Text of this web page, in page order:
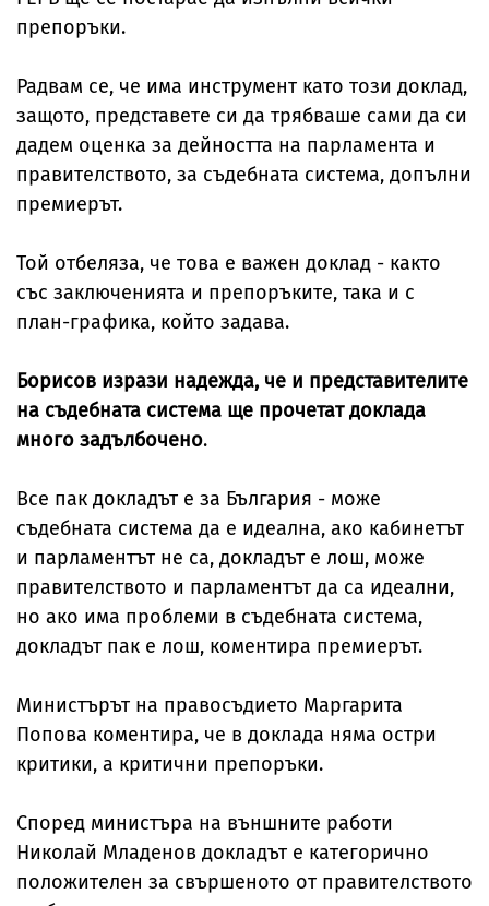
препоръки.
Радвам се, че има инструмент като този доклад,
защото, представете си да трябваше сами да си
дадем оценка за дейността на парламента и
правителството, за съдебната система, допълни
премиерът.
Той отбеляза, че това е важен доклад - както
със заключенията и препоръките, така и с
план-графика, който задава.
Борисов изрази надежда, че и представителите
на съдебната система ще прочетат доклада
много задълбочено.
Все пак докладът е за България - може
съдебната система да е идеална, ако кабинетът
и парламентът не са, докладът е лош, може
правителството и парламентът да са идеални,
но ако има проблеми в съдебната система,
докладът пак е лош, коментира премиерът.
Министърът на правосъдието Маргарита
Попова коментира, че в доклада няма остри
критики, а критични препоръки.
Според министъра на външните работи
Николай Младенов докладът е категорично
положителен за свършеното от правителството